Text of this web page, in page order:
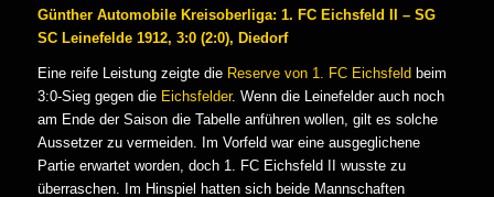
Günther Automobile Kreisoberliga: 1. FC Eichsfeld II – SG
SC Leinefelde 1912, 3:0 (2:0), Diedorf
Eine reife Leistung zeigte die Reserve von 1. FC Eichsfeld beim
3:0-Sieg gegen die Eichsfelder. Wenn die Leinefelder auch noch
am Ende der Saison die Tabelle anführen wollen, gilt es solche
Aussetzer zu vermeiden. Im Vorfeld war eine ausgeglichene
Partie erwartet worden, doch 1. FC Eichsfeld II wusste zu
überraschen. Im Hinspiel hatten sich beide Mannschaften